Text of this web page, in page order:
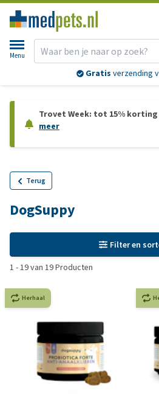
Menu
Gratis verzending
Trovet Week: tot 15%
meer
Terug
DogSuppy
Filter en
1 -19van 19Producten
Herhaal